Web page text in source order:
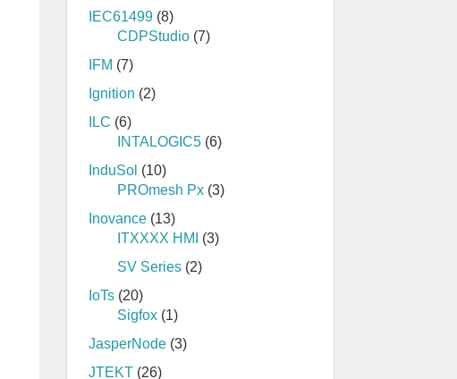
IEC61499 (8)
CDPStudio (7)
IFM (7)
Ignition (2)
ILC (6)
INTALOGIC5 (6)
InduSol (10)
PROmesh Px (3)
Inovance (13)
ITXXXX HMI
(3)
SV Series (2)
IoTs (20)
Sigfox (1)
JasperNode (3)
JTEKT (26)